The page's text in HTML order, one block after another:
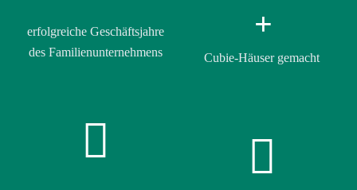
erfolgreiche Geschäftsjahre
des Familienunternehmens
+
Cubie-Häuser gemacht